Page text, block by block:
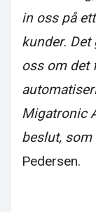
in oss på
kunder.
oss om det
Migatronic
beslut, som
Pedersen.